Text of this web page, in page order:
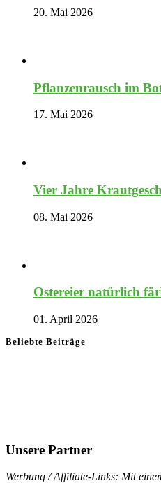
20. Mai 2026
Pflanzenrausch im
17. Mai 2026
Vier Jahre
08. Mai 2026
Ostereier natürlich
01. April 2026
Beliebte Beiträge
Unsere Partner
Werbung / Affiliate-Links: Mit